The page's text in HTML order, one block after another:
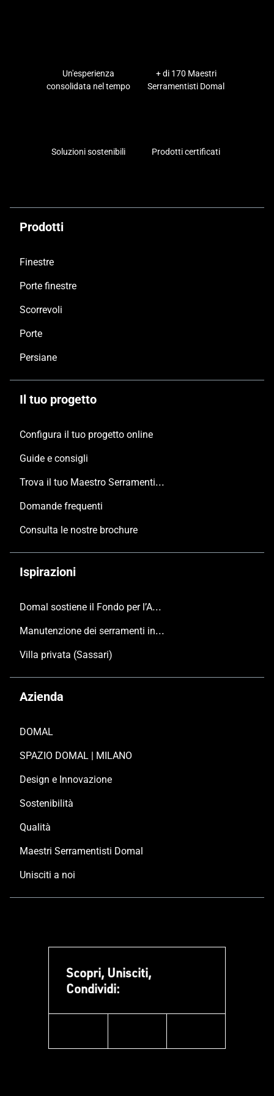
Un'esperienza
consolidata nel tempo
+ di 170 Maestri
Serramentisti Domal
Soluzioni sostenibili Prodotti certificati
Prodotti
Finestre
Porte finestre
Scorrevoli
Porte
Persiane
Il tuo progetto
Configura il tuo progetto online
Guide e consigli
Trova il tuo Maestro Serramentista Domal
Domande frequenti
Consulta le nostre brochure
Ispirazioni
Domal sostiene il Fondo per l’Ambiente Italiano anche per le Giornate FAI di Primavera 2024
Manutenzione dei serramenti in alluminio
Villa privata (Sassari)
Azienda
DOMAL
SPAZIO DOMAL | MILANO
Design e Innovazione
Sostenibilità
Qualità
Maestri Serramentisti Domal
Unisciti a noi
Scopri, Unisciti,
Condividi: